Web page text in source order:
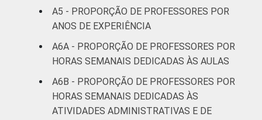
Sudeste 32
DEPENDÊNCIA
ADMINISTRATIVA
Pública
Municipal
Pública
24
A5 - PROPORÇÃO DE PROFESSORES POR
ANOS DE EXPERIÊNCIA
A6A - PROPORÇÃO DE PROFESSORES POR
HORAS SEMANAIS DEDICADAS ÀS AULAS
A6B - PROPORÇÃO DE PROFESSORES POR
HORAS SEMANAIS DEDICADAS ÀS
ATIVIDADES ADMINISTRATIVAS E DE